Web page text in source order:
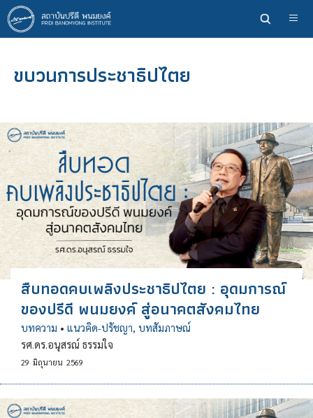
ข้าม
ไป
ยัง
หลักขบวนการประชาธิปไตย
สืบทอดคบเพลิงประชาธิปไตย : อุดมการณ์
ของปรีดี พนมยงค์ สู่อนาคตสังคมไทย
บทความ • แนวคิด-ปรัชญา, บทสัมภาษณ์
รศ.ดร.อนุสรณ์ ธรรมใจ
29 มิถุนายน 2569